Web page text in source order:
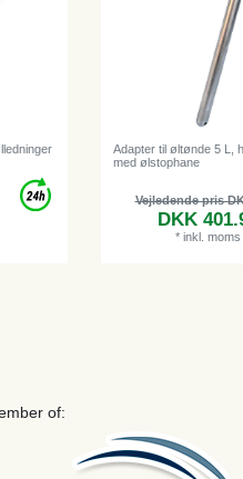
Adapter til øltønde 5 L,
med ølstophane
Vejledende pris
DKK
* inkl. moms
of: